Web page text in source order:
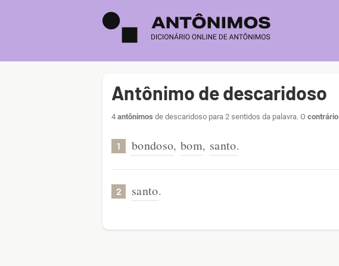
Antônimo de descaridoso
4 antônimos de descaridoso para 2 sentidos da palavra. O contrário
1 bondoso, bom, santo.
2 santo.